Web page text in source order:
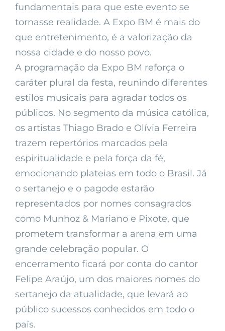
fundamentais para que este evento se
tornasse realidade. A Expo BM é mais do
que entretenimento, é a valorização da
nossa cidade e do nosso povo.
A programação da Expo BM reforça o
caráter plural da festa, reunindo diferentes
estilos musicais para agradar todos os
públicos. No segmento da música católica,
os artistas Thiago Brado e Olívia Ferreira
trazem repertórios marcados pela
espiritualidade e pela força da fé,
emocionando plateias em todo o Brasil. Já
o sertanejo e o pagode estarão
representados por nomes consagrados
como Munhoz & Mariano e Pixote, que
prometem transformar a arena em uma
grande celebração popular. O
encerramento ficará por conta do cantor
Felipe Araújo, um dos maiores nomes do
sertanejo da atualidade, que levará ao
público sucessos conhecidos em todo o
país.